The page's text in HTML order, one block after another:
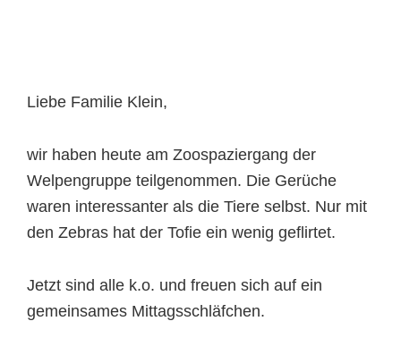
Liebe Familie Klein,
wir haben heute am Zoospaziergang der
Welpengruppe teilgenommen. Die Gerüche
waren interessanter als die Tiere selbst. Nur mit
den Zebras hat der Tofie ein wenig geflirtet.
Jetzt sind alle k.o. und freuen sich auf ein
gemeinsames Mittagsschläfchen.